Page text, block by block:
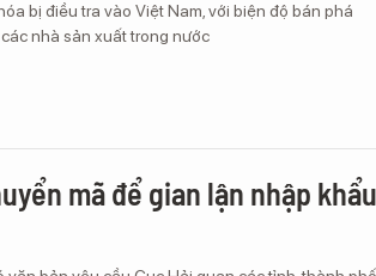
bị điều tra vào Việt Nam, với biện độ bán phá
nhà sản xuất trong nước
mã để gian lận nhập khẩu